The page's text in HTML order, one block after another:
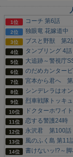
コーチ 第6話
独眼竜 花嫁道中
ブスと野獣 第2
タンブリング 4話
大追跡～警視庁
のだめカンター
宮本から君へ
シンデレラはオ
烈車戦隊トッキ
ドクターホワイ
恋する警護24時
永沢君 第100話
風のふく島 第11
書けないッ!?～